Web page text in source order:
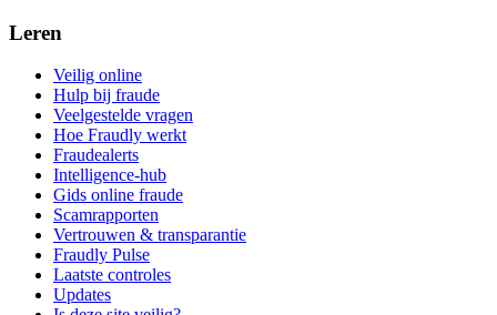
Leren
Veilig online
Hulp bij fraude
Veelgestelde vragen
Hoe Fraudly werkt
Fraudealerts
Intelligence-hub
Gids online fraude
Scamrapporten
Vertrouwen & transparantie
Fraudly Pulse
Laatste controles
Updates